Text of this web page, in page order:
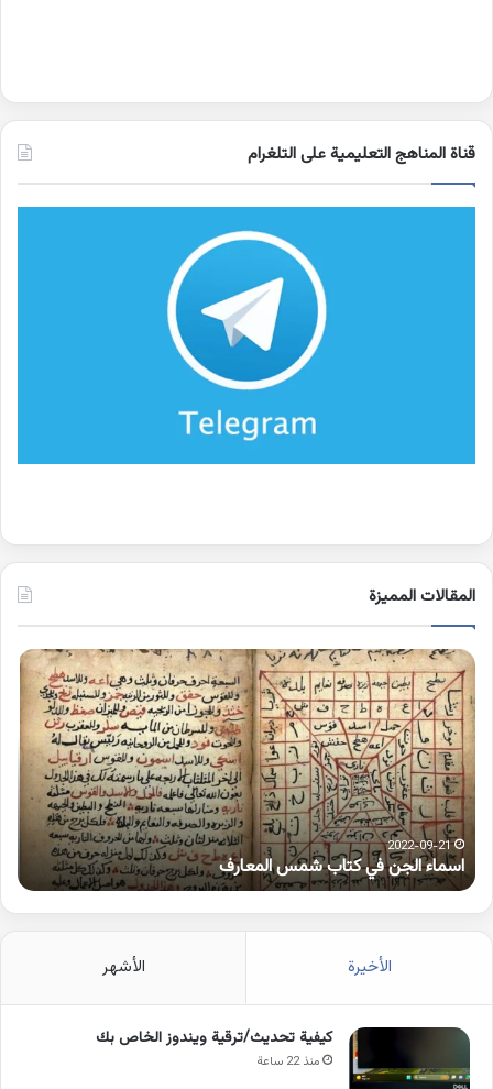
قناة المناهج التعليمية على التلغرام
المقالات المميزة
اسماء
الجن
في
كتاب
شمس
المعارف
2022-09-21
اسماء الجن في كتاب شمس المعارف
الأخيرة الأشهر
كيفية تحديث/ترقية ويندوز الخاص بك
منذ 22 ساعة